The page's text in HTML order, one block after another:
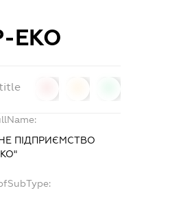
ЕКО
ПІДПРИЄМСТВО